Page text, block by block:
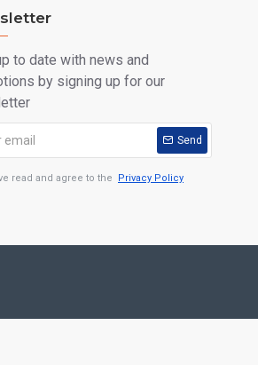
to date with news and
by signing up for our
Send
read and agree to the Privacy Policy